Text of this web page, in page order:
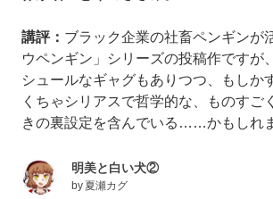
講評： ブラック企業の社畜ペンギンが
ウペンギン」シリーズの投稿作ですが
シュールなギャグもありつつ、もしか
くちゃシリアスで哲学的な、ものすご
きの裏設定を含んでいる……かもしれ
明美と白い犬②
by 夏瀬カグ